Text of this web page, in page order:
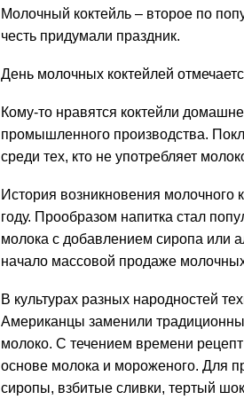
Молочный коктейль – второе по
честь придумали праздник.
День молочных коктейлей
Кому-то нравятся коктейли
промышленного производства.
среди тех, кто не употребляет
История возникновения молочного
году. Прообразом напитка стал
молока с добавлением сиропа или
начало массовой продаже
В культурах разных народностей
Американцы заменили
молоко. С течением времени
основе молока и мороженого. Для
сиропы, взбитые сливки, тертый